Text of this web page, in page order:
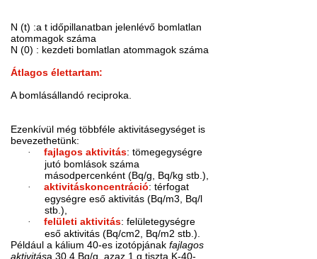
N (t) :a t időpillanatban jelenlévő bomlatlan
atommagok száma
N (0) : kezdeti bomlatlan atommagok száma
Átlagos élettartam:
A bomlásállandó reciproka.
Ezenkívül még többféle aktivitásegységet is
bevezethetünk:
·
fajlagos aktivitás: tömegegységre
jutó bomlások száma
másodpercenként (Bq/g, Bq/kg stb.),
·
aktivitáskoncentráció: térfogat
egységre eső aktivitás (Bq/m3, Bq/l
stb.),
·
felületi aktivitás: felületegységre
eső aktivitás (Bq/cm2, Bq/m2 stb.).
Például a kálium 40-es izotópjánakfajlagos
aktivitása 30.4 Bq/g, azaz 1 g tiszta K-40-